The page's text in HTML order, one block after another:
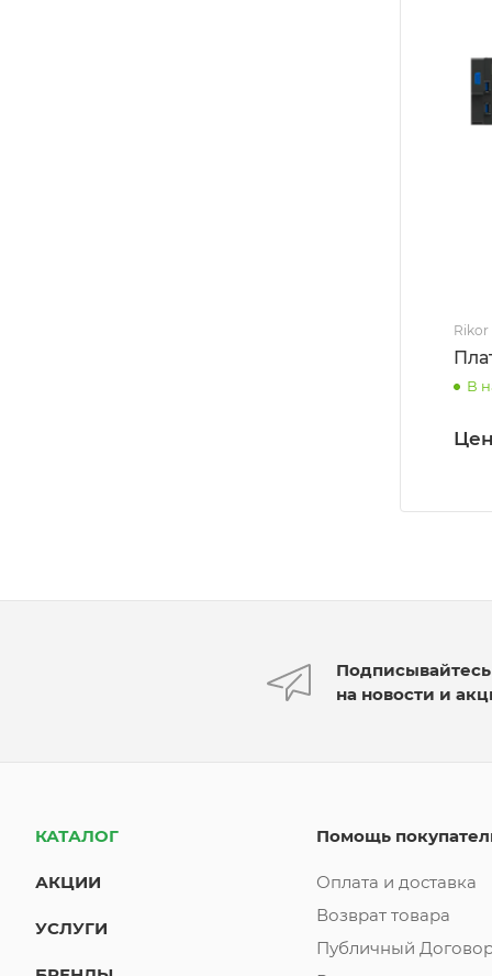
Rikor
В
Подписывайтесь
на новости и
КАТАЛОГ
АКЦИИ
УСЛУГИ
Помощь
Оплата и доставка
Возврат товара
Публичный